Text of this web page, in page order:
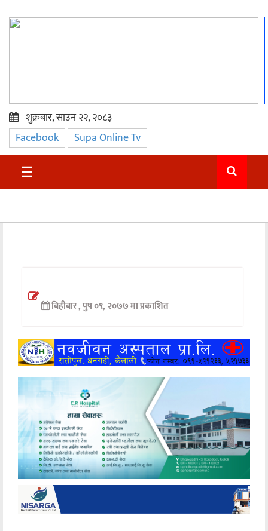
प्रमुख
समाचार
सुदुर
अन्तर्वार्ता
खेलकुद
मनोरञ्जन
अन्य
शुक्रबार, साउन २२, २०८३
Facebook Supa Online Tv
☰
बिहीबार , पुष ०९, २०७७ मा प्रकाशित